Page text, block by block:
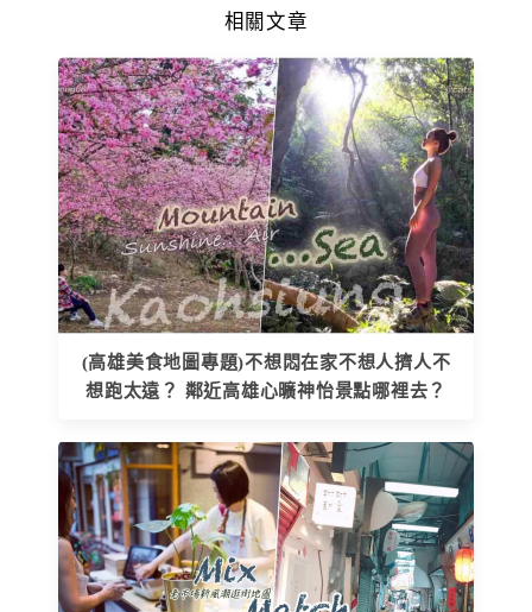
相關文章
(高雄美食地圖專題)不想悶在家不想人擠人不
想跑太遠？ 鄰近高雄心曠神怡景點哪裡去？